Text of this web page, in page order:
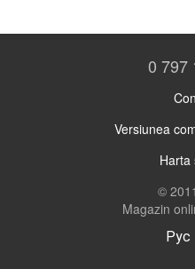
0 797
Versiunea
Harta
©
Magazin
Рус